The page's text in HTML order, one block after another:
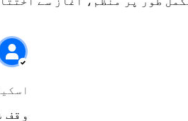
وقف